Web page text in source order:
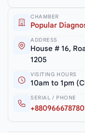
CHAMBER
Popular
ADDRESS
House # 16,
1205
VISITING HOURS
10am to 1pm
SERIAL / PHONE